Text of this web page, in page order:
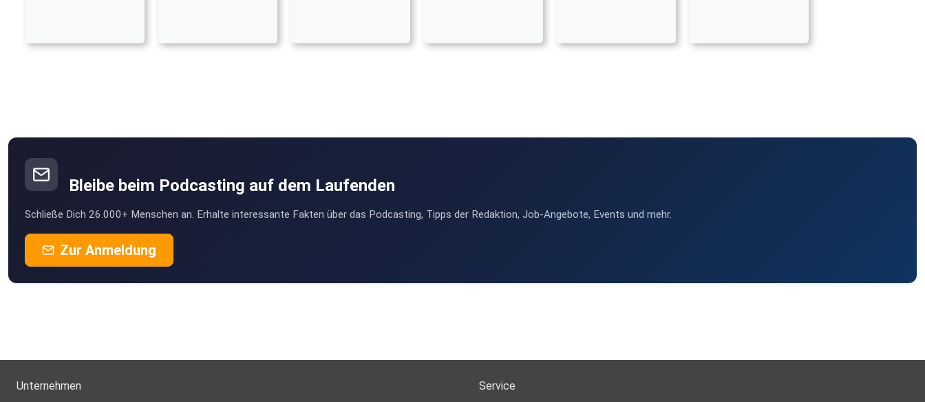
Bleibe beim Podcasting auf dem Laufenden
Schließe Dich 26.000+ Menschen an. Erhalte interessante Fakten über das Podcasting, Tipps der Redaktion, Job-Angebote, Events und mehr.
Zur Anmeldung
Unternehmen Service